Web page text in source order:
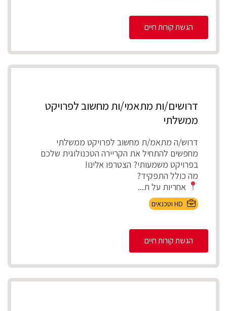
הגשת קורות חיים
דרושים/ות מתאמי/ות מחשוב לפרויקט
ממשלתי
דרוש/ה מתאמ/ת מחשוב לפרויקט ממשלתי
מחפשים להתחיל את הקריירה הטכנולוגית שלכם
בפרויקט משמעותי? הצטרפו אלינו!
מה כולל התפקיד?
אחריות על ת...
HD וטכנאים
הגשת קורות חיים